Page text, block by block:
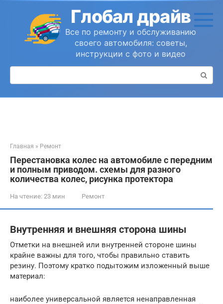
контенту
Глобал драйв
Все по ремонту и обслуживанию
своего автомобиля: советы,
инструкции с фото и видео
Поиск:
Главная » Ремонт
Перестановка колес на автомобиле с передним
и полным приводом. схемы для разного
количества колес, рисунка протектора
На чтение: 23 мин Ремонт
Внутренняя и внешняя сторона шины
Отметки на внешней или внутренней стороне шины
крайне важны для того, чтобы правильно ставить
резину. Поэтому кратко подытожим изложенный выше
материал:
наиболее универсальной является ненаправленная